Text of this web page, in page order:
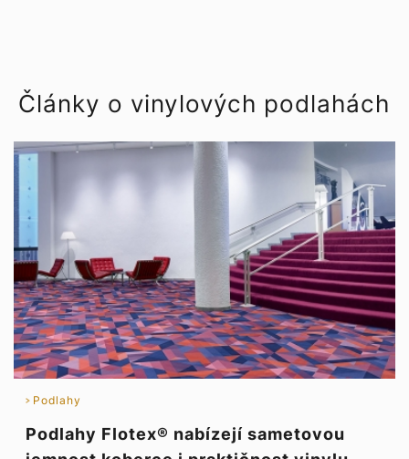
Články o vinylových podlahách
Podlahy
Podlahy Flotex® nabízejí sametovou